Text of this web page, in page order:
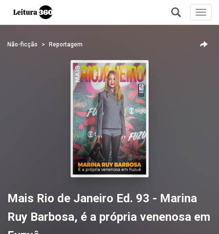
+
Não-ficção Reportagem
Mais Rio de Janeiro Ed. 93 - Marina
Ruy Barbosa, é a própria venenosa em